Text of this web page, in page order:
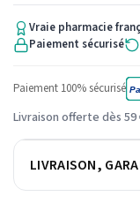
Vraie pharmacie
Paiement sécurisé
Paiement 100% sécurisé
Livraison offerte dès 59
LIVRAISON,